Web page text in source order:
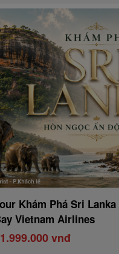
Khám Phá Sri
Vietnam Airlines
vnđ